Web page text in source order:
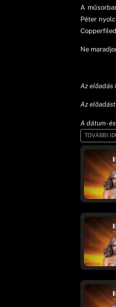
A
Péter
Ne
Az előadás
Az
A dátum-
TOVÁBBI